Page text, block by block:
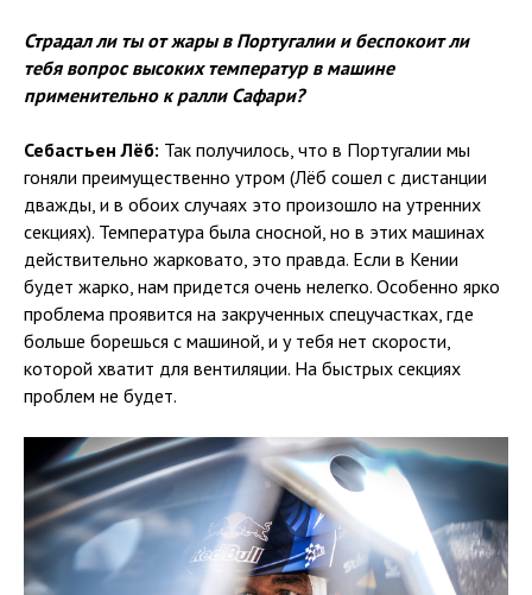
Страдал ли ты от жары в Португалии и беспокоит ли
тебя вопрос высоких температур в машине
применительно к ралли Сафари?
Себастьен Лёб: Так получилось, что в Португалии мы
гоняли преимущественно утром (Лёб сошел с дистанции
дважды, и в обоих случаях это произошло на утренних
секциях). Температура была сносной, но в этих машинах
действительно жарковато, это правда. Если в Кении
будет жарко, нам придется очень нелегко. Особенно ярко
проблема проявится на закрученных спецучастках, где
больше борешься с машиной, и у тебя нет скорости,
которой хватит для вентиляции. На быстрых секциях
проблем не будет.